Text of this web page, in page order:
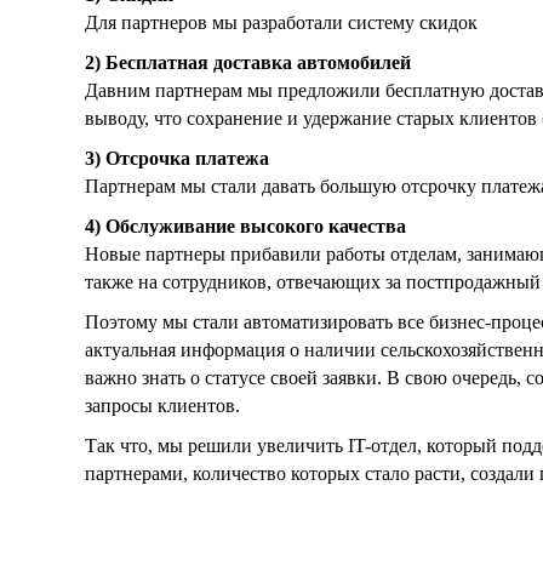
Для партнеров мы разработали систему скидок
2) Бесплатная доставка автомобилей
Давним партнерам мы предложили бесплатную
выводу, что сохранение и удержание старых
3) Отсрочка платежа
Партнерам мы стали давать большую отсрочку
4) Обслуживание высокого качества
Новые партнеры прибавили работы отделам,
также на сотрудников, отвечающих за постпродажный
Поэтому мы стали автоматизировать все бизнес-
актуальная информация о наличии
важно знать о статусе своей заявки. В свою очередь,
запросы клиентов.
Так что, мы решили увеличить IT-отдел, который
партнерами, количество которых стало расти, создали